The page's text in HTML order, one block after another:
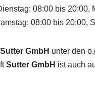
08:00 bis
08:00 bis 20:00,
Sutter GmbH unter den
Sutter GmbH ist auch